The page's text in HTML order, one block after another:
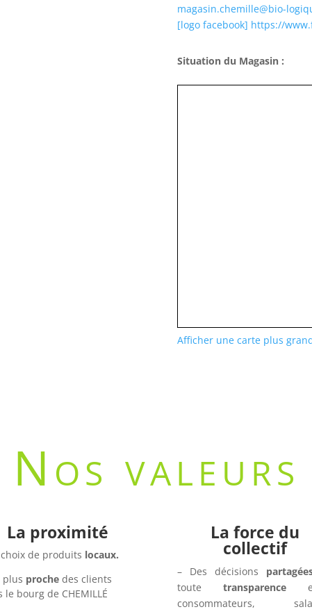
magasin.chemille@bio-
[logo facebook] https://
Situation du Magasin :
Afficher une carte plus
Nos valeurs
La proximité
choix de produits locaux.
plus prochedes clients
le bourg de CHEMILLÉ
La force du
collectif
– Des décisions
toute transparence
consommateurs,